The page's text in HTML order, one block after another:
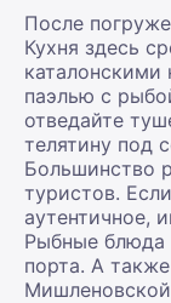
После
Кухня здесь
каталонскими
паэлью с
отведайте
телятину под
Большинство
туристов.
аутентичное,
Рыбные блюда
порта. А